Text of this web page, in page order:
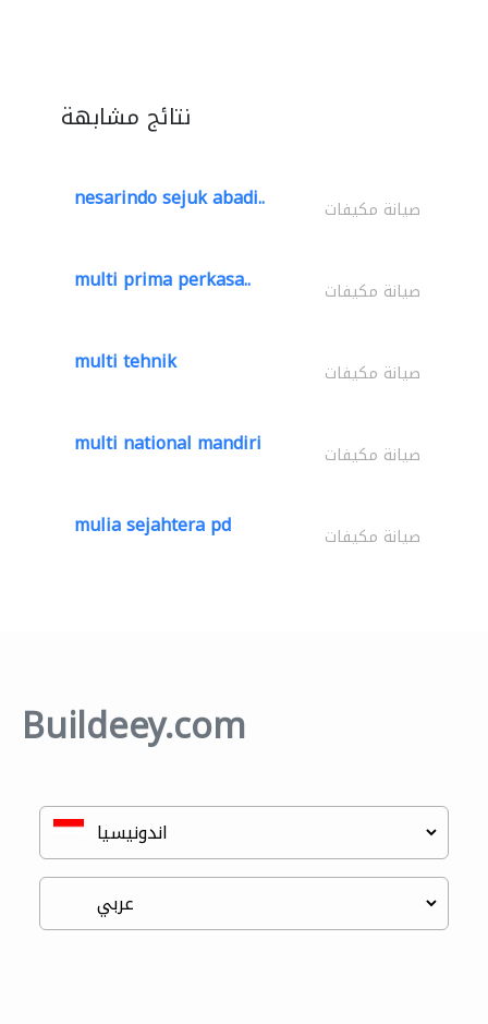
نتائج مشابهة
nesarindo sejuk abadi.. صيانة مكيفات
multi prima perkasa.. صيانة مكيفات
multi tehnik صيانة مكيفات
multi national mandiri صيانة مكيفات
mulia sejahtera pd صيانة مكيفات
Buildeey.com